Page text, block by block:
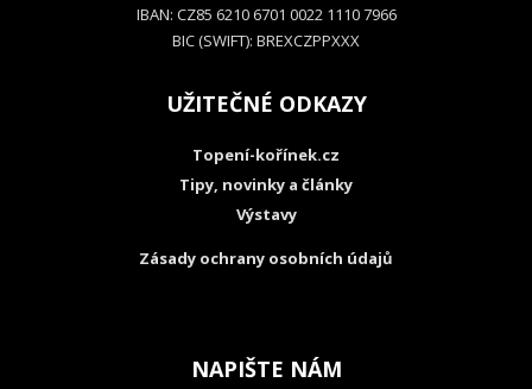
IBAN: CZ85 6210 6701 0022 1110 7966
BIC (SWIFT): BREXCZPPXXX
UŽITEČNÉ ODKAZY
Topení-kořínek.cz
Tipy, novinky a články
Výstavy
Zásady ochrany osobních údajů
NAPIŠTE NÁM